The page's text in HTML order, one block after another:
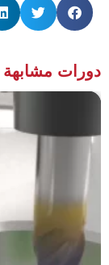
مشابهة